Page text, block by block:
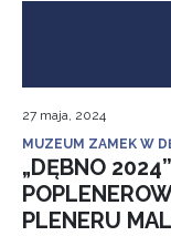
27 maja, 2024
MUZEUM ZAMEK W
„DĘBNO
PLENERU